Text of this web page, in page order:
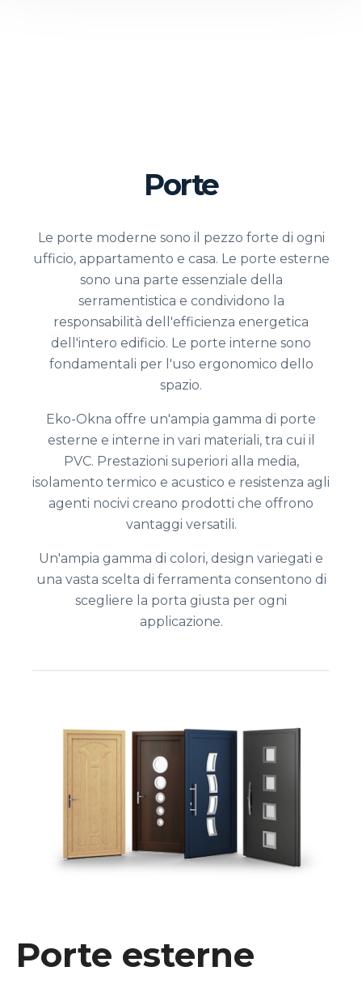
Porte
Le porte moderne sono il pezzo forte di ogni
ufficio, appartamento e casa. Le porte esterne
sono una parte essenziale della
serramentistica e condividono la
responsabilità dell'efficienza energetica
dell'intero edificio. Le porte interne sono
fondamentali per l'uso ergonomico dello
spazio.
Eko-Okna offre un'ampia gamma di porte
esterne e interne in vari materiali, tra cui il
PVC. Prestazioni superiori alla media,
isolamento termico e acustico e resistenza agli
agenti nocivi creano prodotti che offrono
vantaggi versatili.
Un'ampia gamma di colori, design variegati e
una vasta scelta di ferramenta consentono di
scegliere la porta giusta per ogni
applicazione.
Porte esterne